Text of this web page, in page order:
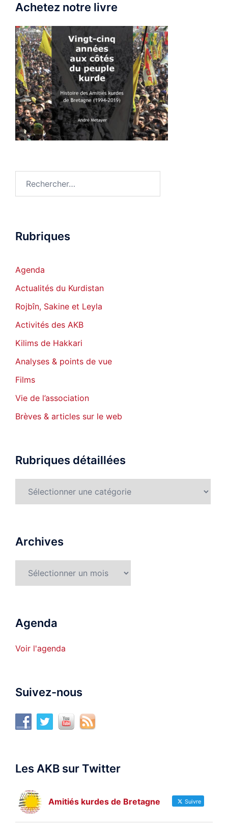
Achetez notre livre
Rubriques
Agenda
Actualités du Kurdistan
Rojbîn, Sakine et Leyla
Activités des AKB
Kilims de Hakkari
Analyses & points de vue
Films
Vie de l’association
Brèves & articles sur le web
Rubriques détaillées
Archives
Agenda
Voir l'agenda
Suivez-nous
Les AKB sur Twitter
Amitiés kurdes de Bretagne Suivre